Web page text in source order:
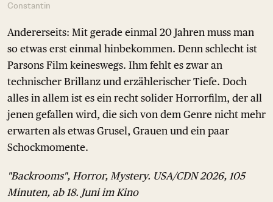
Constantin
Andererseits: Mit gerade einmal 20 Jahren muss man
so etwas erst einmal hinbekommen. Denn schlecht ist
Parsons Film keineswegs. Ihm fehlt es zwar an
technischer Brillanz und erzählerischer Tiefe. Doch
alles in allem ist es ein recht solider Horrorfilm, der all
jenen gefallen wird, die sich von dem Genre nicht mehr
erwarten als etwas Grusel, Grauen und ein paar
Schockmomente.
"Backrooms", Horror, Mystery. USA/CDN 2026, 105
Minuten, ab 18. Juni im Kino